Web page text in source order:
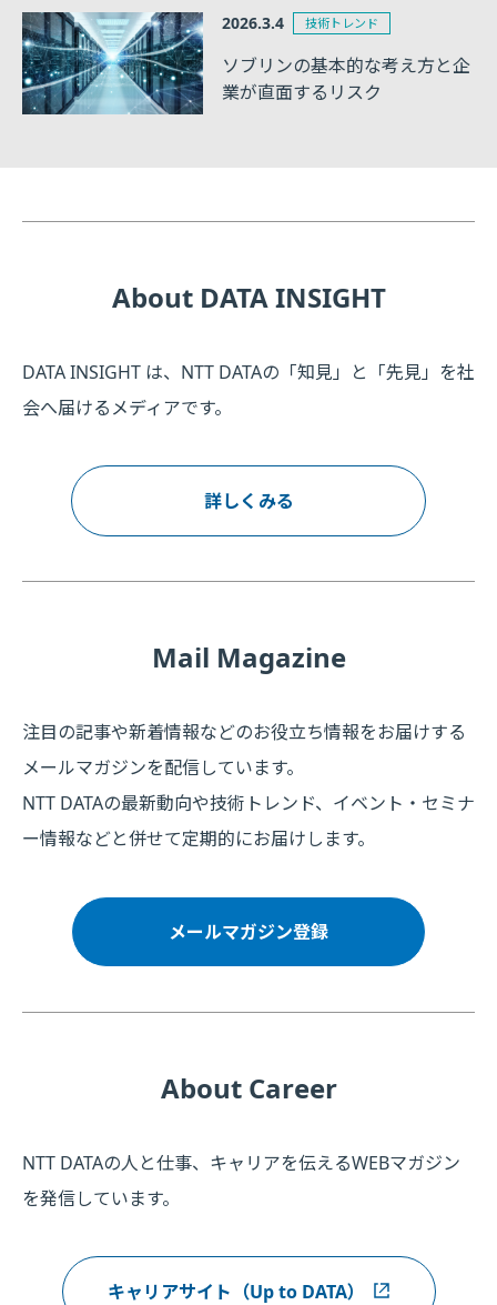
2026.3.4 技術トレンド
ソブリンの基本的な考え方と企
業が直面するリスク
About DATA INSIGHT
DATA INSIGHT は、NTT DATAの「知見」と「先見」を社
会へ届けるメディアです。
詳しくみる
Mail Magazine
注目の記事や新着情報などのお役立ち情報をお届けする
メールマガジンを配信しています。
NTT DATAの最新動向や技術トレンド、イベント・セミナ
ー情報などと併せて定期的にお届けします。
メールマガジン登録
About Career
NTT DATAの人と仕事、キャリアを伝えるWEBマガジン
を発信しています。
キャリアサイト（Up to DATA）